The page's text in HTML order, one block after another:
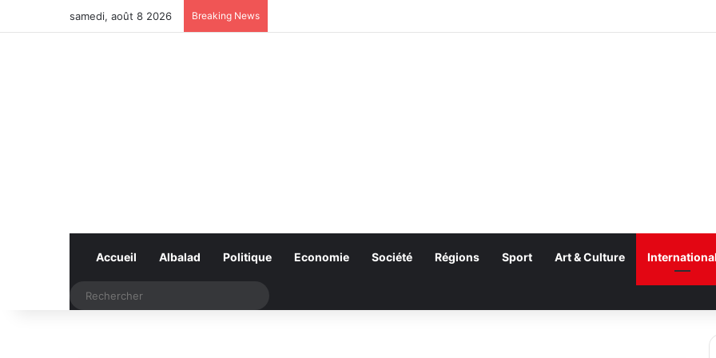
samedi, août 8 2026 Breaking News
Accueil Albalad Politique Economie Société Régions Sport Art & Culture International